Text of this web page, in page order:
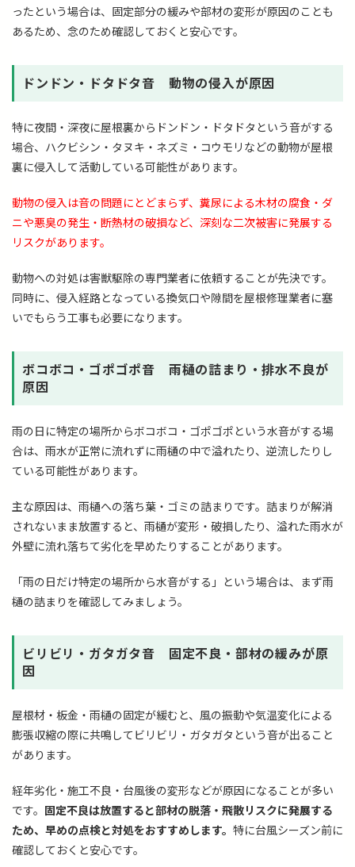
ったという場合は、固定部分の緩みや部材の変形が原因のことも
あるため、念のため確認しておくと安心です。
ドンドン・ドタドタ音 動物の侵入が原因
特に夜間・深夜に屋根裏からドンドン・ドタドタという音がする
場合、ハクビシン・タヌキ・ネズミ・コウモリなどの動物が屋根
裏に侵入して活動している可能性があります。
動物の侵入は音の問題にとどまらず、糞尿による木材の腐食・ダ
ニや悪臭の発生・断熱材の破損など、深刻な二次被害に発展する
リスクがあります。
動物への対処は害獣駆除の専門業者に依頼することが先決です。
同時に、侵入経路となっている換気口や隙間を屋根修理業者に塞
いでもらう工事も必要になります。
ボコボコ・ゴポゴポ音 雨樋の詰まり・排水不良が
原因
雨の日に特定の場所からボコボコ・ゴポゴポという水音がする場
合は、雨水が正常に流れずに雨樋の中で溢れたり、逆流したりし
ている可能性があります。
主な原因は、雨樋への落ち葉・ゴミの詰まりです。詰まりが解消
されないまま放置すると、雨樋が変形・破損したり、溢れた雨水が
外壁に流れ落ちて劣化を早めたりすることがあります。
「雨の日だけ特定の場所から水音がする」という場合は、まず雨
樋の詰まりを確認してみましょう。
ビリビリ・ガタガタ音 固定不良・部材の緩みが原
因
屋根材・板金・雨樋の固定が緩むと、風の振動や気温変化による
膨張収縮の際に共鳴してビリビリ・ガタガタという音が出ること
があります。
経年劣化・施工不良・台風後の変形などが原因になることが多い
です。
固定不良は放置すると部材の脱落・飛散リスクに発展する
ため、早めの点検と対処をおすすめします。 特に台風シーズン前に
確認しておくと安心です。